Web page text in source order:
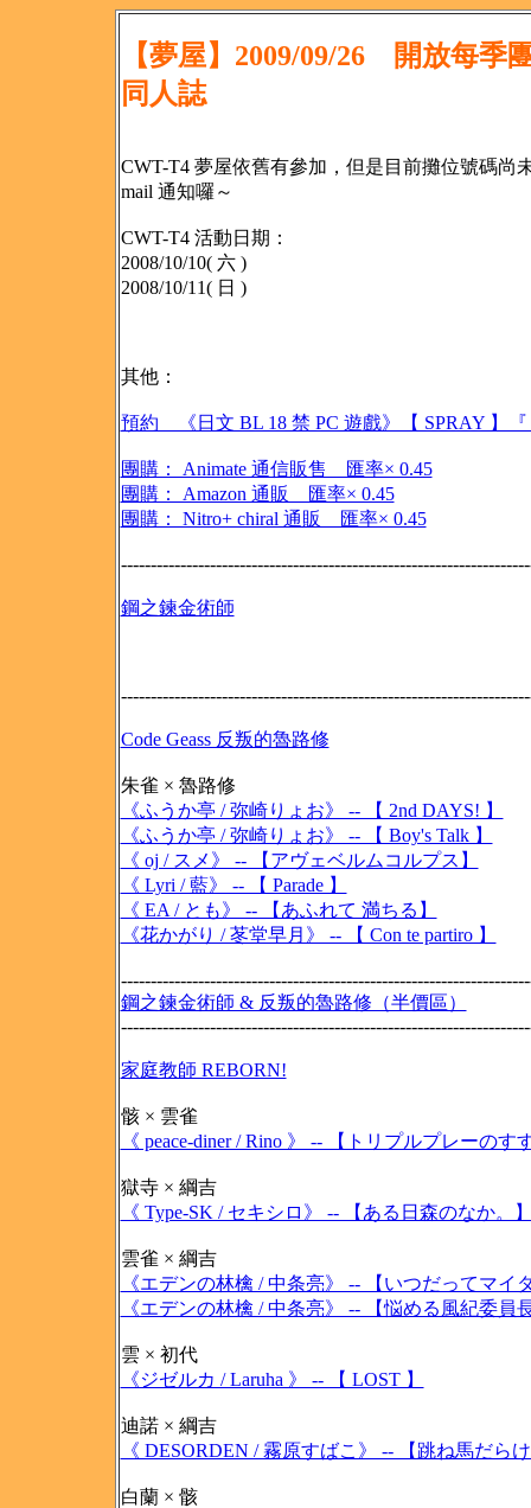
【夢屋】2009/09/26 開放每季
同人誌
CWT-T4 夢屋依舊有參加，但是目前攤位號碼
mail 通知囉～
CWT-T4 活動日期：
2008/10/10( 六 )
2008/10/11( 日 )
其他：
預約 《日文 BL 18 禁 PC 遊戲》【 SPRAY 】
團購： Animate 通信販售 匯率× 0.45
團購： Amazon 通販 匯率× 0.45
團購： Nitro+ chiral 通販 匯率× 0.45
鋼之鍊金術師
Code Geass 反叛的魯路修
朱雀 × 魯路修
《ふうか亭 / 弥崎りょお》 -- 【 2nd DAYS! 】
《ふうか亭 / 弥崎りょお》 -- 【 Boy's Talk 】
《 oj / スメ》 -- 【アヴェベルムコルプス】
《 Lyri / 藍》 -- 【 Parade 】
《 EA / とも》 -- 【あふれて 満ちる】
《花かがり / 苳堂早月》 -- 【 Con te partiro 】
鋼之鍊金術師 & 反叛的魯路修（半價區）
家庭教師 REBORN!
骸 × 雲雀
《 peace-diner / Rino 》 -- 【トリプルプレーのす
獄寺 × 綱吉
《 Type-SK / セキシロ》 -- 【ある日森のなか。
雲雀 × 綱吉
《エデンの林檎 / 中条亮》 -- 【いつだってマイ
《エデンの林檎 / 中条亮》 -- 【悩める風紀委員
雲 × 初代
《ジゼルカ / Laruha 》 -- 【 LOST 】
迪諾 × 綱吉
《 DESORDEN / 霧原すばこ》 -- 【跳ね馬だら
白蘭 × 骸